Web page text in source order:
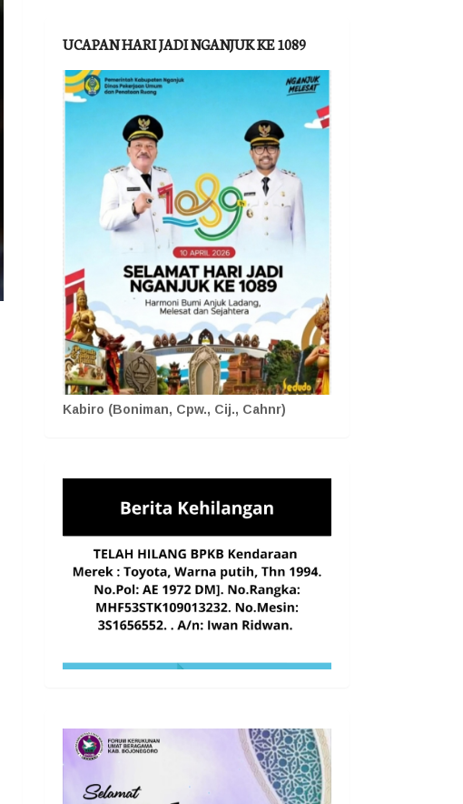
UCAPAN HARI JADI NGANJUK KE 1089
Kabiro (Boniman, Cpw., Cij., Cahnr)